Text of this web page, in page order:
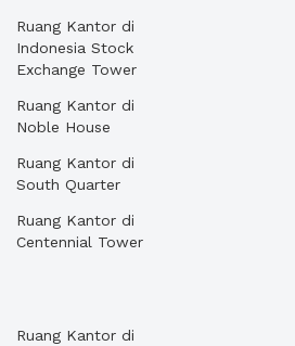
Ruang Kantor di
Indonesia Stock
Exchange Tower
Ruang Kantor di
Noble House
Ruang Kantor di
South Quarter
Ruang Kantor di
Centennial Tower
Ruang Kantor di